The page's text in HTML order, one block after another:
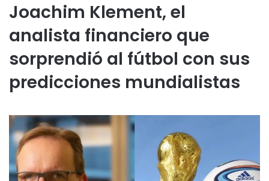
Joachim Klement, el
analista financiero que
sorprendió al fútbol con sus
predicciones mundialistas